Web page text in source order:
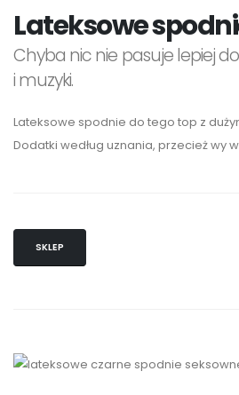
Lateksowe
Chyba nic nie pasuje lepiej
i muzyki.
Lateksowe spodnie do tego top z
Dodatki według uznania, przecież wy
SKLEP